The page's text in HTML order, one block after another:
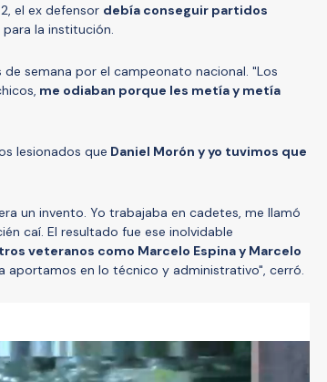
el ex defensor debía conseguir partidos
para la institución.
semana por el campeonato nacional. "Los
me odiaban porque les metía y metía
lesionados que Daniel Morón y yo tuvimos que
un invento. Yo trabajaba en cadetes, me llamó
caí. El resultado fue ese inolvidable
veteranos como Marcelo Espina y Marcelo
aportamos en lo técnico y administrativo", cerró.